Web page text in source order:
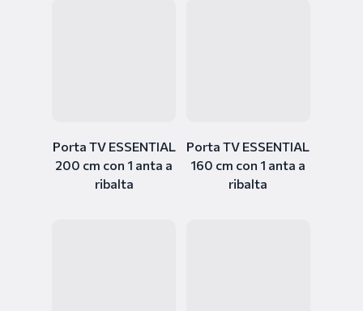
Porta TV ESSENTIAL
200 cm con 1 anta a
ribalta
Porta TV ESSENTIAL
160 cm con 1 anta a
ribalta